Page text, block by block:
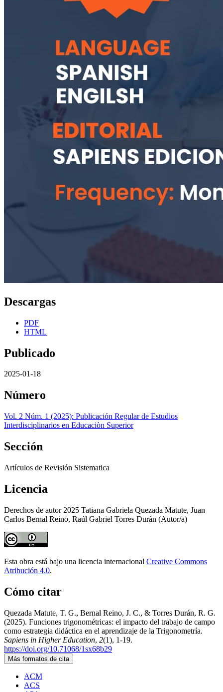
Descargas
PDF
HTML
Publicado
2025-01-18
Número
Vol. 2 Núm. 1 (2025): Publicación Regular de Estudios
Interdisciplinarios en Educaciòn Superior
Sección
Artículos de Revisión Sistematica
Licencia
Derechos de autor 2025 Tatiana Gabriela Quezada Matute, Juan
Carlos Bernal Reino, Raúl Gabriel Torres Durán (Autor/a)
Esta obra está bajo una licencia internacional Creative Commons
Atribución 4.0.
Cómo citar
Quezada Matute, T. G., Bernal Reino, J. C., & Torres Durán, R. G.
(2025). Funciones trigonométricas: el impacto del trabajo de campo
como estrategia didáctica en el aprendizaje de la Trigonometría.
Sapiens in Higher Education, 2(1), 1-19.
https://doi.org/10.71068/1sx68b29
Más formatos de cita
ACM
ACS